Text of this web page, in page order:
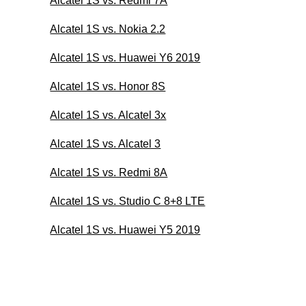
Alcatel 1S vs. Nokia 2.2
Alcatel 1S vs. Huawei Y6 2019
Alcatel 1S vs. Honor 8S
Alcatel 1S vs. Alcatel 3x
Alcatel 1S vs. Alcatel 3
Alcatel 1S vs. Redmi 8A
Alcatel 1S vs. Studio C 8+8 LTE
Alcatel 1S vs. Huawei Y5 2019